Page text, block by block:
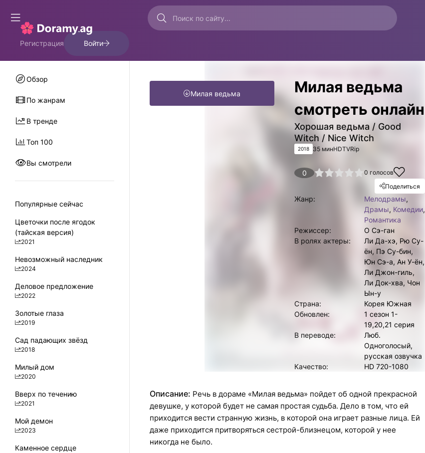
Регистрация Войти
Милая ведьма
смотреть онлайн
Хорошая ведьма / Good
Witch / Nice Witch
2018 35 минHDTVRip
Милая ведьма
0
4 5 0 голосов
Поделиться
Жанр: Мелодрамы,
Драмы, Комедии,
Романтика
Режиссер:
О Сэ-ган
В ролях актеры:
Ли Да-хэ, Рю Су-
ён, Пэ Су-бин,
Юн Сэ-а, Ан У-ён,
Ли Джон-гиль,
Ли Док-хва, Чон
Ын-у
Страна:
Корея Южная
Обновлен:
1 сезон 1-
19,20,21 серия
В переводе:
Люб.
Одноголосый,
русская озвучка
Качество:
HD 720-1080
Описание: Речь в дораме «Милая ведьма» пойдет об одной прекрасной
девушке, у которой будет не самая простая судьба. Дело в том, что ей
приходится вести странную жизнь, в которой она играет разные лица. Ей
даже приходится притворяться сестрой-близнецом, которой у нее
никогда не было.
Обзор
По жанрам
В тренде
Топ 100
Вы смотрели
Популярные сейчас
Цветочки после ягодок
(тайская версия)
2021
Невозможный наследник
2024
Деловое предложение
2022
Золотые глаза
2019
Сад падающих звёзд
2018
Милый дом
2020
Вверх по течению
2021
Мой демон
2023
Каменное сердце